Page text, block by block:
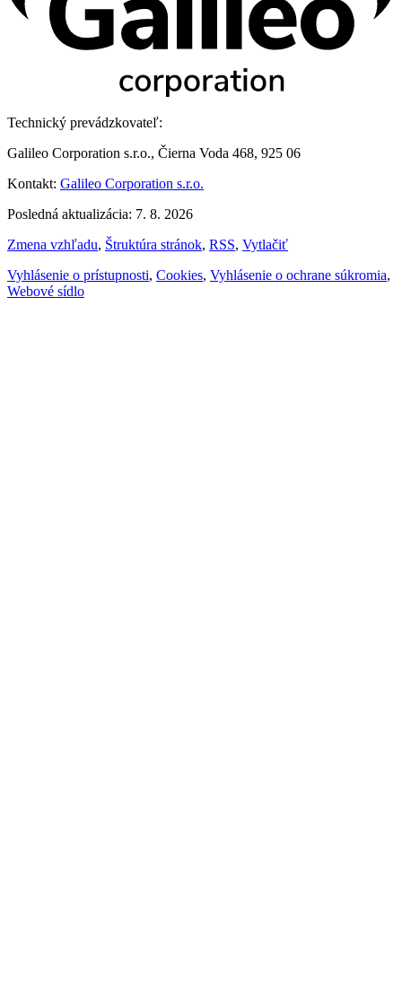
Technický prevádzkovateľ:
Galileo Corporation s.r.o., Čierna Voda 468, 925 06
Kontakt: Galileo Corporation s.r.o.
Posledná aktualizácia: 7. 8. 2026
Zmena vzhľadu, Štruktúra stránok, RSS, Vytlačiť
Vyhlásenie o prístupnosti, Cookies, Vyhlásenie o ochrane súkromia,
Webové sídlo